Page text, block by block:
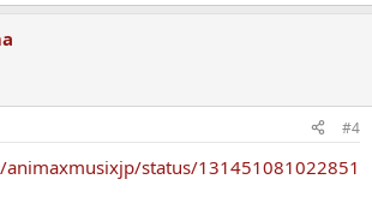
#4
status/131451081022851